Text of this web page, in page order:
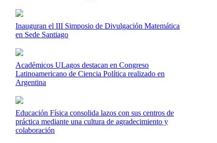
Inauguran el III Simposio de Divulgación Matemática
en Sede Santiago
Académicos ULagos destacan en Congreso
Latinoamericano de Ciencia Política realizado en
Argentina
Educación Física consolida lazos con sus centros de
práctica mediante una cultura de agradecimiento y
colaboración